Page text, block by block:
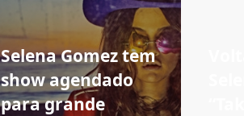
Selena Gomez tem
show agendado
para grande